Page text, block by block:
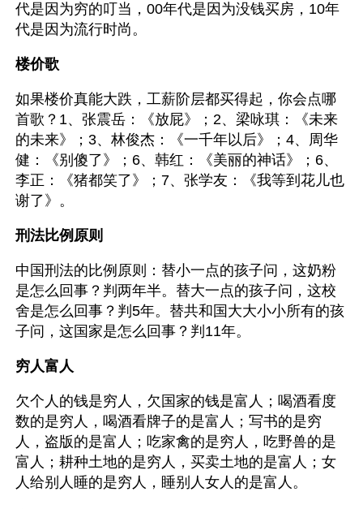
代是因为穷的叮当，00年代是因为没钱买房，10年
代是因为流行时尚。
楼价歌
如果楼价真能大跌，工薪阶层都买得起，你会点哪
首歌？1、张震岳：《放屁》；2、梁咏琪：《未来
的未来》；3、林俊杰：《一千年以后》；4、周华
健：《别傻了》；6、韩红：《美丽的神话》；6、
李正：《猪都笑了》；7、张学友：《我等到花儿也
谢了》。
刑法比例原则
中国刑法的比例原则：替小一点的孩子问，这奶粉
是怎么回事？判两年半。替大一点的孩子问，这校
舍是怎么回事？判5年。替共和国大大小小所有的孩
子问，这国家是怎么回事？判11年。
穷人富人
欠个人的钱是穷人，欠国家的钱是富人；喝酒看度
数的是穷人，喝酒看牌子的是富人；写书的是穷
人，盗版的是富人；吃家禽的是穷人，吃野兽的是
富人；耕种土地的是穷人，买卖土地的是富人；女
人给别人睡的是穷人，睡别人女人的是富人。